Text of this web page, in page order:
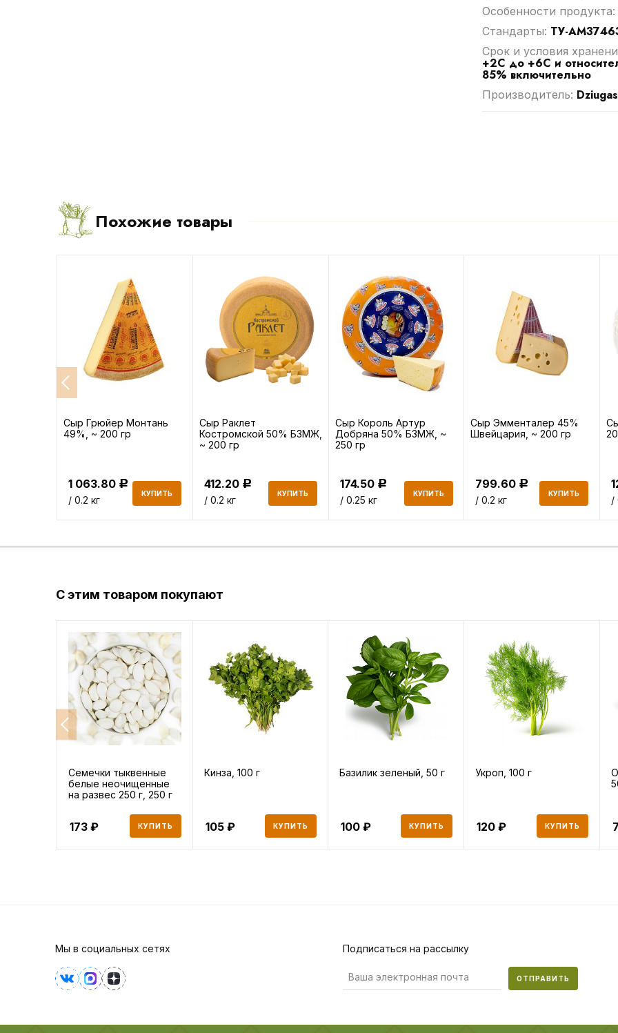
Особенности продукта:
Стандарты: ТУ-
Срок и условия
+2С до +6С и
85% включительно
Производитель: Dziugas
Похожие товары
Сыр Грюйер Монтань
49%, ~ 200 гр
1 063.80 Р
/ 0.2 кг
КУПИТЬ
Сыр Раклет
Костромской 50% БЗМЖ,
~ 200 гр
412.20 Р
/ 0.2 кг
КУПИТЬ
Сыр Король Артур
Добряна 50% БЗМЖ, ~
250 гр
174.50 Р
/ 0.25 кг
КУПИТЬ
Сыр Эмменталер 45%
Швейцария, ~ 200 гр
799.60 Р
/ 0.2 кг
КУПИТЬ
/
С этим товаром покупают
Семечки тыквенные
белые неочищенные
на развес 250 г, 250 г
173 КУПИТЬ
Кинза, 100 г
105 КУПИТЬ
Базилик зеленый, 50 г
100 КУПИТЬ
Укроп, 100 г
120 КУПИТЬ
Мы в социальных сетях Подписаться на рассылку
ОТПРАВИТЬ